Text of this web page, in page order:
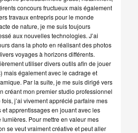
concours fructueux mais également
travaux entrepris pour le monde
de nature, je me suis toujours
aux nouvelles technologies. J’ai
dans la photo en réalisant des photos
voyages à horizons différents.
utiliser divers outils afin de jouer
mais également avec le cadrage et
Par la suite, je me suis dirigé vers
créant mon premier studio professionnel
j’ai vivement apprécié parfaire mes
apprentissages en jouant avec les
Pour mettre en valeur mes
se veut vraiment créative et peut aller